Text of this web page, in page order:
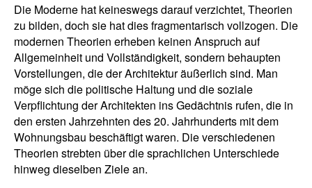
Die Moderne hat keineswegs darauf verzichtet, Theorien
zu bilden, doch sie hat dies fragmentarisch vollzogen. Die
modernen Theorien erheben keinen Anspruch auf
Allgemeinheit und Vollständigkeit, sondern behaupten
Vorstellungen, die der Architektur äußerlich sind. Man
möge sich die politische Haltung und die soziale
Verpflichtung der Architekten ins Gedächtnis rufen, die in
den ersten Jahrzehnten des 20. Jahrhunderts mit dem
Wohnungsbau beschäftigt waren. Die verschiedenen
Theorien strebten über die sprachlichen Unterschiede
hinweg dieselben Ziele an.